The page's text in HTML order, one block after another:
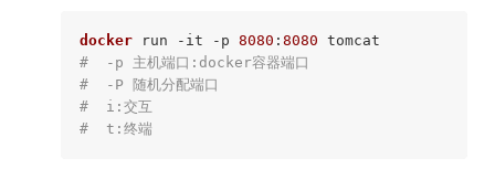
docker run -it -p 8080 : 8080
#  -p 主机端口:docker容器端口
#  -P 随机分配端口
#  i:交互
#  t:终端